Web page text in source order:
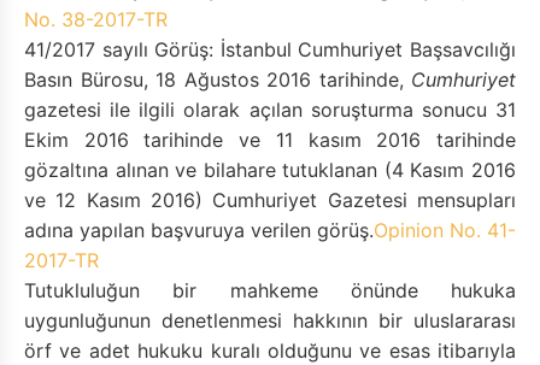
No. 38-2017-TR
41/2017 sayılı Görüş: İstanbul Cumhuriyet Başsavcılığı
Basın Bürosu, 18 Ağustos 2016 tarihinde, Cumhuriyet
gazetesi ile ilgili olarak açılan soruşturma sonucu 31
Ekim 2016 tarihinde ve 11 kasım 2016 tarihinde
gözaltına alınan ve bilahare tutuklanan (4 Kasım 2016
ve 12 Kasım 2016) Cumhuriyet Gazetesi mensupları
adına yapılan başvuruya verilen görüş.Opinion No. 41-
2017-TR
Tutukluluğun bir mahkeme önünde hukuka
uygunluğunun denetlenmesi hakkının bir uluslararası
örf ve adet hukuku kuralı olduğunu ve esas itibarıyla